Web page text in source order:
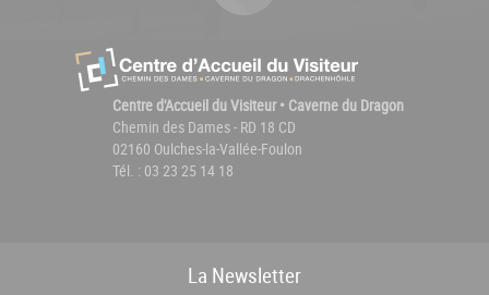
Centre d'Accueil du Visiteur • Caverne du Dragon
Chemin des Dames - RD 18 CD
02160 Oulches-la-Vallée-Foulon
Tél. : 03 23 25 14 18
La Newsletter